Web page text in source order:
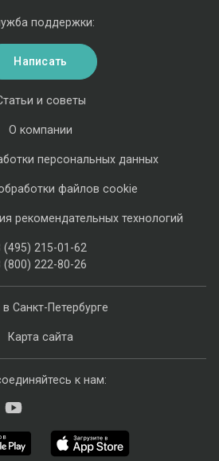
в Санкт-Петербурге
Карта сайта
и советы
О компании
персональных данных
файлов cookie
рекомендательных технологий
(495) 215-01-62
(800) 222-80-26
поддержки:
Написать
к нам: